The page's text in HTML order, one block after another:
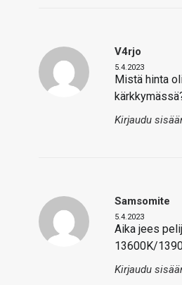
V4rjo
5.4.2023
Mistä hinta
Kirjaudu
Samsomite
5.4.2023
Aika jees
13600K/
Kirjaudu